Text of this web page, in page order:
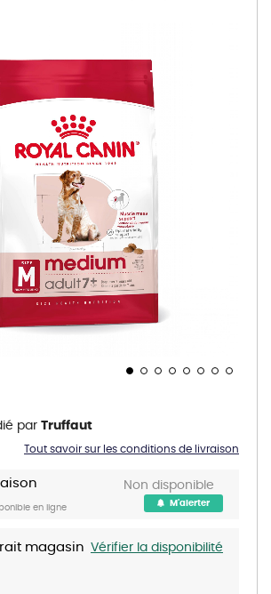
en ligne
Non disponible
M'alerter
magasin Vérifier la disponibilité
Tout savoir sur les conditions de livraison
par Truffaut